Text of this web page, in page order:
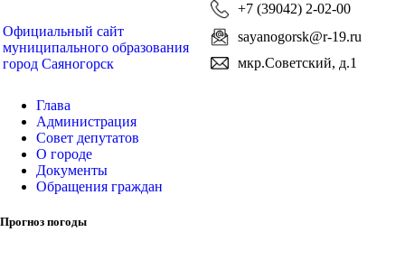
Официальный сайт
муниципального образования
город Саяногорск
+7 (39042) 2-02-00
sayanogorsk@r-19.ru
мкр.Советский, д.1
Глава
Администрация
Совет депутатов
О городе
Документы
Обращения граждан
Прогноз погоды